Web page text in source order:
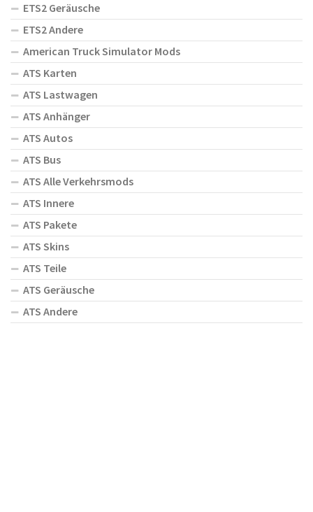
ETS2 Geräusche
ETS2 Andere
American Truck Simulator Mods
ATS Karten
ATS Lastwagen
ATS Anhänger
ATS Autos
ATS Bus
ATS Alle Verkehrsmods
ATS Innere
ATS Pakete
ATS Skins
ATS Teile
ATS Geräusche
ATS Andere